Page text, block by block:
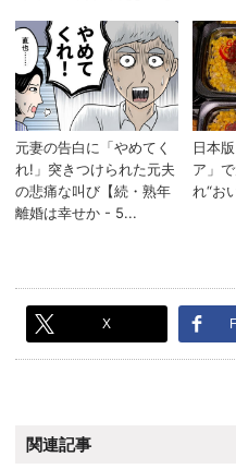
X
関連記事